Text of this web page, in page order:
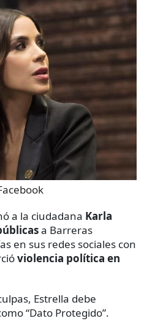
a la ciudadana Karla
a Barreras
en sus redes sociales con
violencia política en
Estrella debe
“Dato Protegido”.